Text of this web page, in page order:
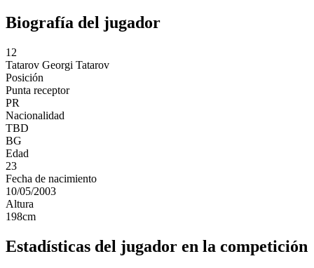
Biografía del jugador
12
Tatarov Georgi Tatarov
Posición
Punta receptor
PR
Nacionalidad
TBD
BG
Edad
23
Fecha de nacimiento
10/05/2003
Altura
198cm
Estadísticas del jugador en la competición